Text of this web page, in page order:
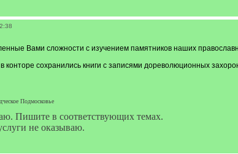
Вами сложности с изучением памятников наших
конторе сохранились книги с записями дореволюционных
Подмосковье
Пишите в соответствующих темах.
не оказываю.